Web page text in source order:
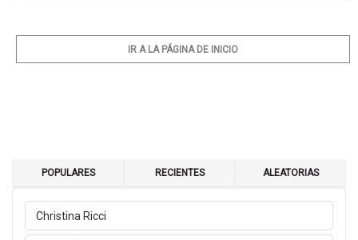
IR A LA PÁGINA DE INICIO
POPULARES RECIENTES ALEATORIAS
Christina Ricci